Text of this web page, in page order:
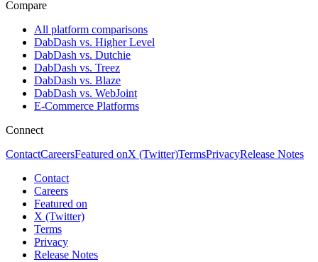
Compare
All platform comparisons
DabDash vs. Higher Level
DabDash vs. Dutchie
DabDash vs. Treez
DabDash vs. Blaze
DabDash vs. WebJoint
E-Commerce Platforms
Connect
ContactCareersFeatured onX (Twitter)TermsPrivacyRelease Notes
Contact
Careers
Featured on
X (Twitter)
Terms
Privacy
Release Notes